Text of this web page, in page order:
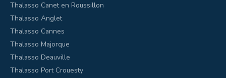
Thalasso Canet en Roussillon
Thalasso Anglet
Thalasso Cannes
Thalasso Majorque
Thalasso Deauville
Thalasso Port Crouesty